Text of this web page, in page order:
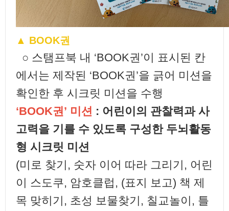
▲ BOOK권
○ 스탬프북 내 ‘BOOK권’이 표시된 칸
에서는 제작된 ‘BOOK권’을 긁어 미션을
확인한 후 시크릿 미션을 수행
‘BOOK권’ 미션 : 어린이의 관찰력과 사
고력을 기를 수 있도록 구성한 두뇌활동
형 시크릿 미션
(미로 찾기, 숫자 이어 따라 그리기, 어린
이 스도쿠, 암호클럽, (표지 보고) 책 제
목 맞히기, 초성 보물찾기, 칠교놀이, 틀